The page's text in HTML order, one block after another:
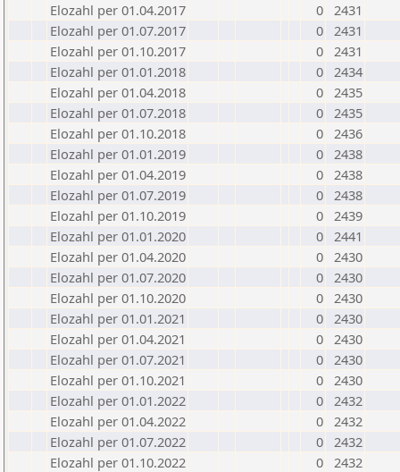
Elozahl per 01.04.2017
0 2431
Elozahl per 01.07.2017
0 2431
Elozahl per 01.10.2017
0 2431
Elozahl per 01.01.2018
0 2434
Elozahl per 01.04.2018
0 2435
Elozahl per 01.07.2018
0 2435
Elozahl per 01.10.2018
0 2436
Elozahl per 01.01.2019
0 2438
Elozahl per 01.04.2019
0 2438
Elozahl per 01.07.2019
0 2438
Elozahl per 01.10.2019
0 2439
Elozahl per 01.01.2020
0 2441
Elozahl per 01.04.2020
0 2430
Elozahl per 01.07.2020
0 2430
Elozahl per 01.10.2020
0 2430
Elozahl per 01.01.2021
0 2430
Elozahl per 01.04.2021
0 2430
Elozahl per 01.07.2021
0 2430
Elozahl per 01.10.2021
0 2430
Elozahl per 01.01.2022
0 2432
Elozahl per 01.04.2022
0 2432
Elozahl per 01.07.2022
0 2432
Elozahl per 01.10.2022
0 2432